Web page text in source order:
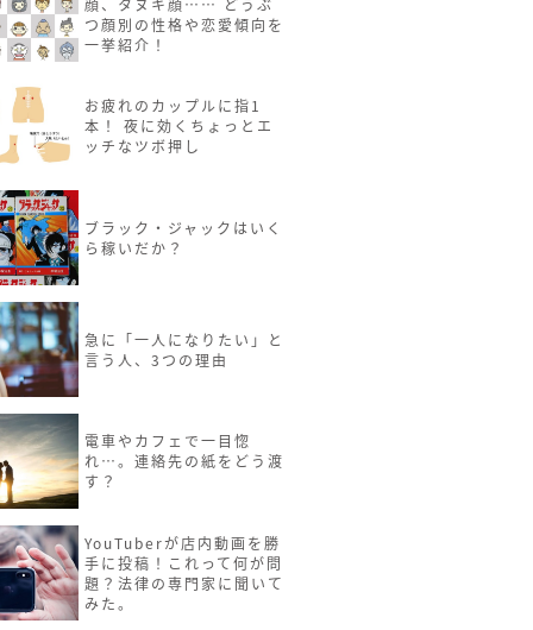
顔、タヌキ顔…… どうぶ
つ顔別の性格や恋愛傾向を
一挙紹介！
お疲れのカップルに指1
本！ 夜に効くちょっとエ
ッチなツボ押し
ブラック・ジャックはいく
ら稼いだか？
急に「一人になりたい」と
言う人、3つの理由
電車やカフェで一目惚
れ…。連絡先の紙をどう渡
す？
YouTuberが店内動画を勝
手に投稿！これって何が問
題？法律の専門家に聞いて
みた。